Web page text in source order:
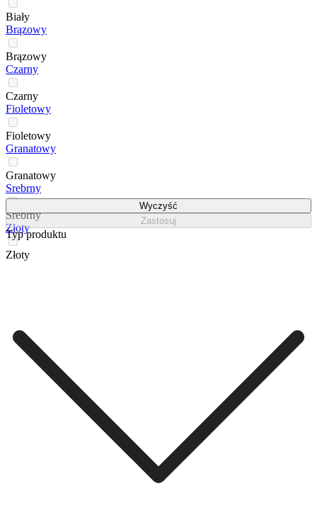
Biały
Brązowy
Brązowy
Czarny
Czarny
Fioletowy
Fioletowy
Granatowy
Granatowy
Srebrny
Srebrny
Złoty
Złoty
Wyczyść
Zastosuj
Typ produktu